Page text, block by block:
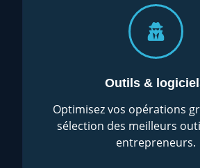
Outils &
Optimisez vos opérations
sélection des meilleurs
entrepreneurs.